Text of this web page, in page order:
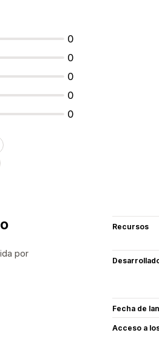
0
0
0
0
0
por
Recursos
Fecha de
Acceso a